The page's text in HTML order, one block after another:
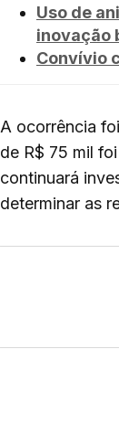
Uso de
inovação
Convívio
A ocorrência
de R$ 75 mil
continuará
determinar as